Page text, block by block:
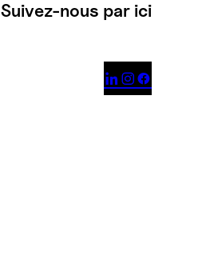
Suivez-nous par ici
  